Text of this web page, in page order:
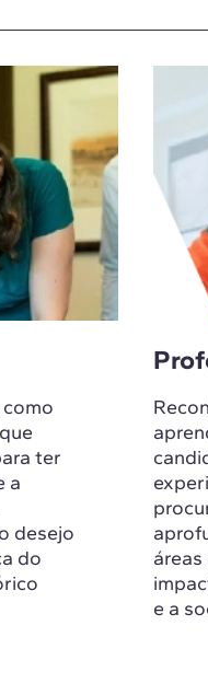
ter
a
desejo
do
e a